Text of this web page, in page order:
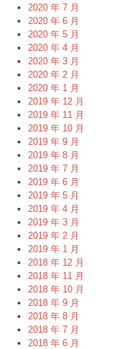
2020 年 7 月
2020 年 6 月
2020 年 5 月
2020 年 4 月
2020 年 3 月
2020 年 2 月
2020 年 1 月
2019 年 12 月
2019 年 11 月
2019 年 10 月
2019 年 9 月
2019 年 8 月
2019 年 7 月
2019 年 6 月
2019 年 5 月
2019 年 4 月
2019 年 3 月
2019 年 2 月
2019 年 1 月
2018 年 12 月
2018 年 11 月
2018 年 10 月
2018 年 9 月
2018 年 8 月
2018 年 7 月
2018 年 6 月